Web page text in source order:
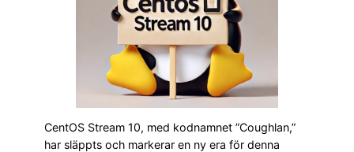
CentOS Stream 10, med kodnamnet ”Coughlan,”
har släppts och markerar en ny era för denna